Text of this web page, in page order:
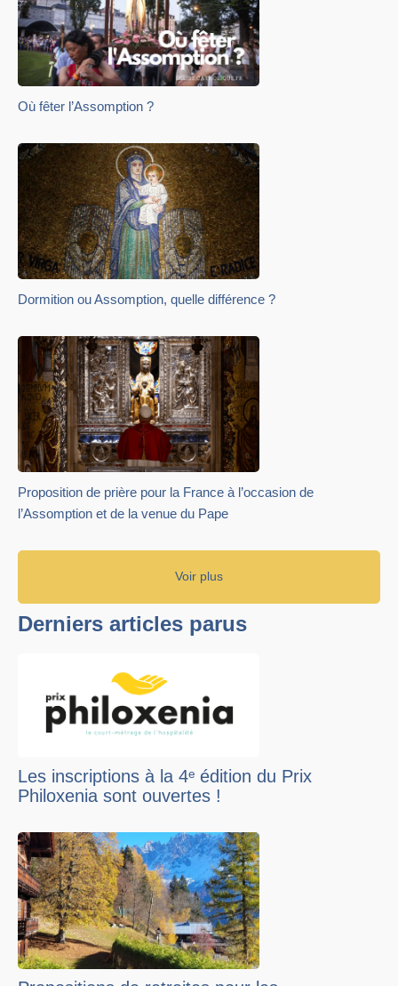
Où fêter l’Assomption ?
Dormition ou Assomption, quelle différence ?
Proposition de prière pour la France à l’occasion de
l’Assomption et de la venue du Pape
Voir plus
Derniers articles parus
Les inscriptions à la 4ᵉ édition du Prix
Philoxenia sont ouvertes !